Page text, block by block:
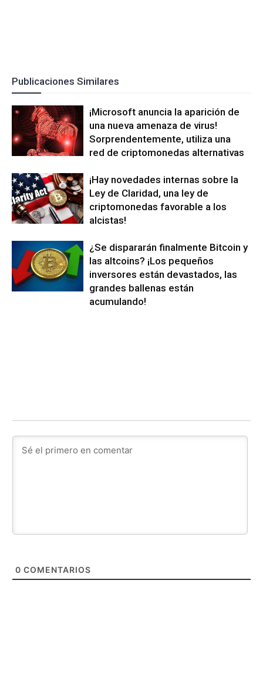
Publicaciones Similares
¡Microsoft anuncia la aparición de
una nueva amenaza de virus!
Sorprendentemente, utiliza una
red de criptomonedas alternativas
¡Hay novedades internas sobre la
Ley de Claridad, una ley de
criptomonedas favorable a los
alcistas!
¿Se dispararán finalmente Bitcoin y
las altcoins? ¡Los pequeños
inversores están devastados, las
grandes ballenas están
acumulando!
0 COMENTARIOS